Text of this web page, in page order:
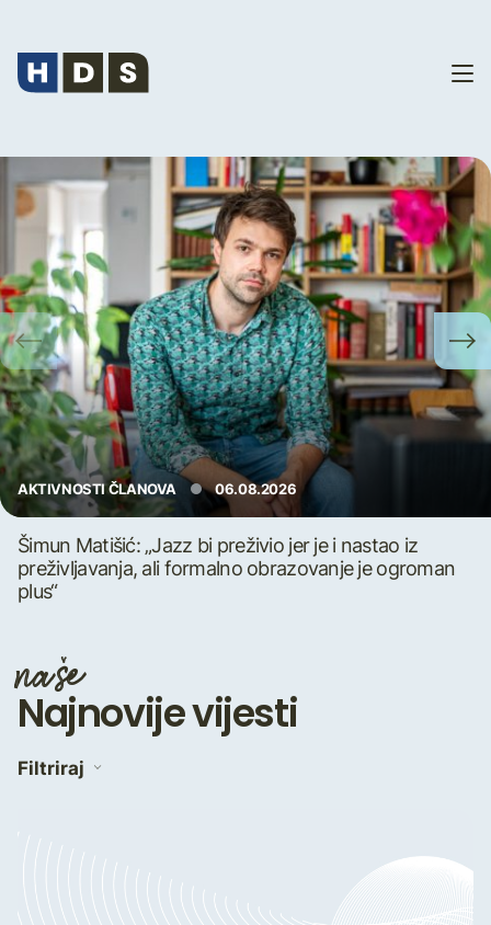
Vijesti
AKTIVNOSTI ČLANOVA 06.08.2026
Šimun Matišić: „Jazz bi preživio jer je i nastao iz
preživljavanja, ali formalno obrazovanje je ogroman
plus“
naše
Najnovije vijesti
Filtriraj